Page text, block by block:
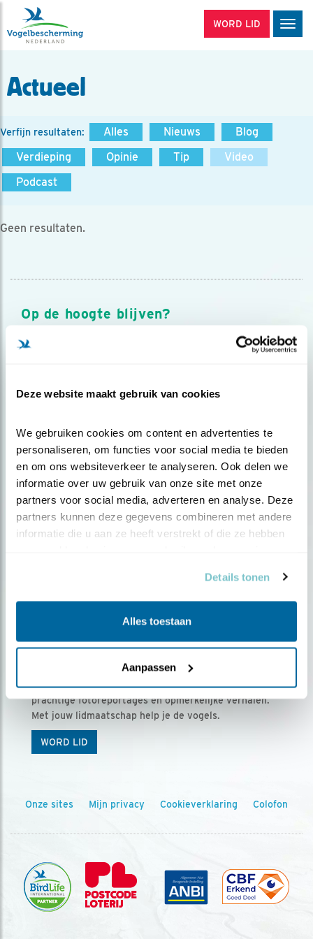
Deze website maakt gebruik van cookies
We gebruiken cookies om content en advertenties te
personaliseren, om functies voor social media te bieden
en om ons websiteverkeer te analyseren. Ook delen we
informatie over uw gebruik van onze site met onze
partners voor social media, adverteren en analyse. Deze
partners kunnen deze gegevens combineren met andere
informatie die u aan ze heeft verstrekt of die ze hebben
Details tonen
Alles toestaan
Aanpassen
WORD LID
Actueel
Verfijn resultaten: Alles Nieuws
Blog
Verdieping
Opinie Tip
Video
Podcast
Geen resultaten.
Op de hoogte blijven?
Meld je aan en ontvang nieuws, inspiratie, acties en tips
over vogels en activiteiten van Vogelbescherming.
Ontvang 5 x Vogels voor € 36,00 per jaar
Vogels is het tijdschrift voor onze leden, met
prachtige fotoreportages en opmerkelijke verhalen.
Met jouw lidmaatschap help je de vogels.
WORD LID
Onze sites Mijn privacy Cookieverklaring Colofon